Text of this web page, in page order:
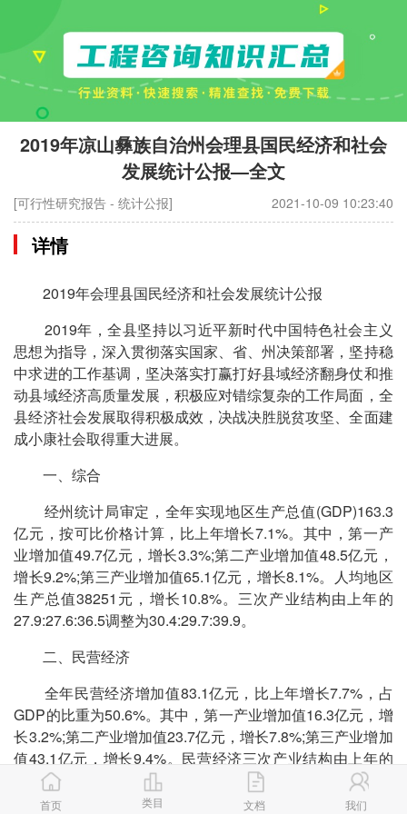
2019年凉山彝族自治州会理县国民经济和社会
发展统计公报—全文
[可行性研究报告 - 统计公报] 2021-10-09 10:23:40
详情
2019年会理县国民经济和社会发展统计公报
2019年，全县坚持以习近平新时代中国特色社会主义
思想为指导，深入贯彻落实国家、省、州决策部署，坚持稳
中求进的工作基调，坚决落实打赢打好县域经济翻身仗和推
动县域经济高质量发展，积极应对错综复杂的工作局面，全
县经济社会发展取得积极成效，决战决胜脱贫攻坚、全面建
成小康社会取得重大进展。
一、综合
经州统计局审定，全年实现地区生产总值(GDP)163.3
亿元，按可比价格计算，比上年增长7.1%。其中，第一产
业增加值49.7亿元，增长3.3%;第二产业增加值48.5亿元，
增长9.2%;第三产业增加值65.1亿元，增长8.1%。人均地区
生产总值38251元，增长10.8%。三次产业结构由上年的
27.9:27.6:36.5调整为30.4:29.7:39.9。
二、民营经济
全年民营经济增加值83.1亿元，比上年增长7.7%，占
GDP的比重为50.6%。其中，第一产业增加值16.3亿元，增
长3.2%;第二产业增加值23.7亿元，增长7.8%;第三产业增加
值43.1亿元，增长9.4%。民营经济三次产业结构由上年的
20.0:29.3:50.7调整为19.6:28.5:51.9。年末全县民营经济主
体达到21104户，同比增长8.3%，占市场主体总量的
首页 类目 文档 我们